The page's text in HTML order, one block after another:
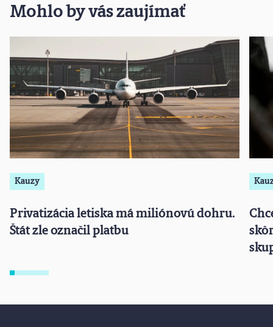
Mohlo by vás zaujímať
Kauzy
Privatizácia letiska má miliónovú dohru.
Štát zle označil platbu